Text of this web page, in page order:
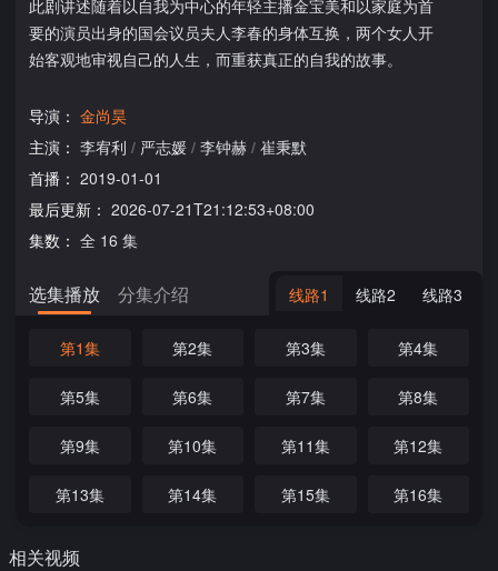
此剧讲述随着以自我为中心的年轻主播金宝美和以家庭为首
要的演员出身的国会议员夫人李春的身体互换，两个女人开
始客观地审视自己的人生，而重获真正的自我的故事。
导演： 金尚昊
主演： 李宥利 / 严志媛 / 李钟赫 / 崔秉默
首播： 2019-01-01
最后更新： 2026-07-21T21:12:53+08:00
集数： 全 16 集
选集播放 分集介绍 线路1 线路2 线路3
第1集 第2集 第3集 第4集
第5集 第6集 第7集 第8集
第9集 第10集 第11集 第12集
第13集 第14集 第15集 第16集
相关视频